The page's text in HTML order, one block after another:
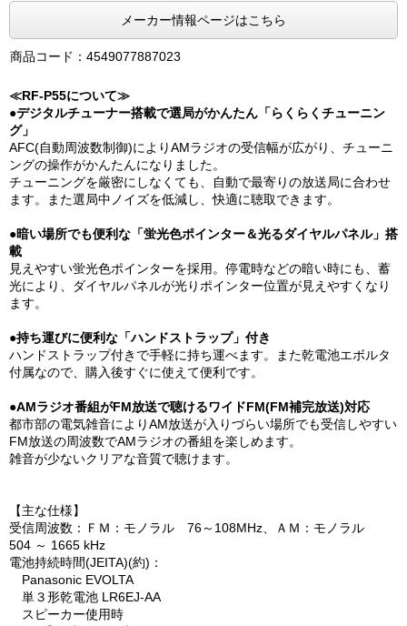
メーカー情報ページはこちら
商品コード：4549077887023
≪RF-P55について≫
●デジタルチューナー搭載で選局がかんたん「らくらくチューニン
グ」
AFC(自動周波数制御)によりAMラジオの受信幅が広がり、チューニ
ングの操作がかんたんになりました。
チューニングを厳密にしなくても、自動で最寄りの放送局に合わせ
ます。また選局中ノイズを低減し、快適に聴取できます。
●暗い場所でも便利な「蛍光色ポインター＆光るダイヤルパネル」搭
載
見えやすい蛍光色ポインターを採用。停電時などの暗い時にも、蓄
光により、ダイヤルパネルが光りポインター位置が見えやすくなり
ます。
●持ち運びに便利な「ハンドストラップ」付き
ハンドストラップ付きで手軽に持ち運べます。また乾電池エボルタ
付属なので、購入後すぐに使えて便利です。
●AMラジオ番組がFM放送で聴けるワイドFM(FM補完放送)対応
都市部の電気雑音によりAM放送が入りづらい場所でも受信しやすい
FM放送の周波数でAMラジオの番組を楽しめます。
雑音が少ないクリアな音質で聴けます。
【主な仕様】
受信周波数：ＦＭ：モノラル 76～108MHz、ＡＭ：モノラル
504 ～ 1665 kHz
電池持続時間(JEITA)(約)：
Panasonic EVOLTA
単３形乾電池 LR6EJ-AA
スピーカー使用時